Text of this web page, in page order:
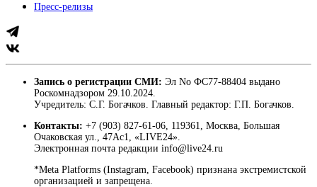
Пресс-релизы
Запись о регистрации СМИ: Эл No ФС77-88404 выдано
Роскомнадзором 29.10.2024.
Учредитель: С.Г. Богачков. Главный редактор: Г.П. Богачков.
Контакты: +7 (903) 827-61-06, 119361, Москва, Большая
Очаковская ул., 47Ас1, «LIVE24».
Электронная почта редакции info@live24.ru
*Meta Platforms (Instagram, Facebook) признана экстремистской
организацией и запрещена.